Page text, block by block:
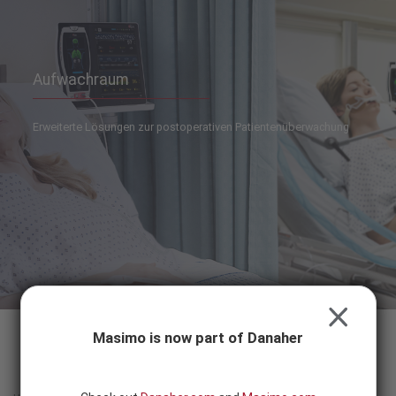
Aufwachraum
Erweiterte Lösungen zur postoperativen Patientenüberwachung
Masimo is now part of Danaher
CLOSE